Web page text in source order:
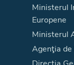
Ministerul
Europene
Ministerul
Agenţia